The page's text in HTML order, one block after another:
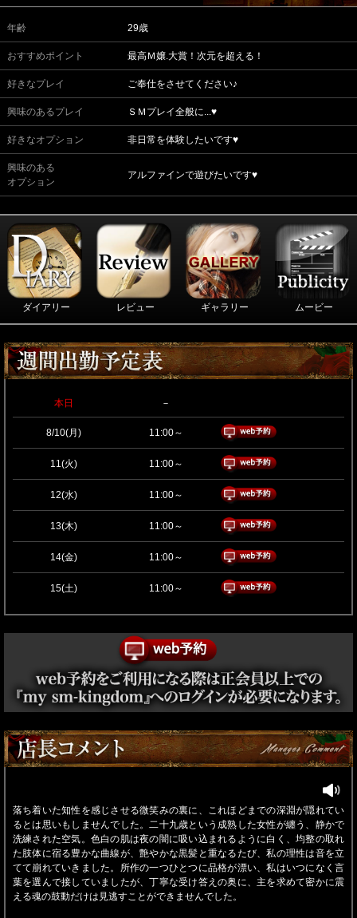
年齢 29歳
おすすめポイント 最高Ｍ嬢.大賞！次元を超える！
好きなプレイ ご奉仕をさせてください♪
興味のあるプレイ ＳＭプレイ全般に...♥
好きなオプション 非日常を体験したいです♥
興味のある
オプション
アルファインで遊びたいです♥
ダイアリー レビュー ギャラリー ムービー
本日 －
8/10(月) 11:00～
11(火) 11:00～
12(水) 11:00～
13(木) 11:00～
14(金) 11:00～
15(土) 11:00～
落ち着いた知性を感じさせる微笑みの裏に、これほどまでの深淵が隠れてい
るとは思いもしませんでした。二十九歳という成熟した女性が纏う、静かで
洗練された空気。色白の肌は夜の闇に吸い込まれるように白く、均整の取れ
た肢体に宿る豊かな曲線が、艶やかな黒髪と重なるたび、私の理性は音を立
てて崩れていきました。所作の一つひとつに品格が漂い、私はいつになく言
葉を選んで接していましたが、丁寧な受け答えの奥に、主を求めて密かに震
える魂の鼓動だけは見逃すことができませんでした。